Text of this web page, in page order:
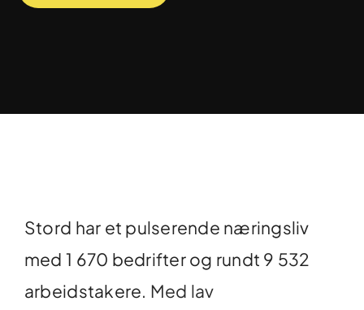
Stord har et pulserende næringsliv
med 1 670 bedrifter og rundt 9 532
arbeidstakere. Med lav